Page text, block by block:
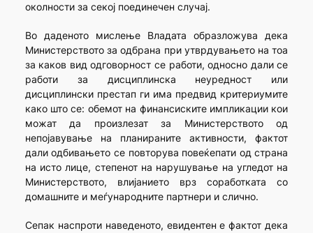
околности за секој поединечен случај.
Во даденото мислење Владата образложува дека
Министерството за одбрана при утврдувањето на тоа
за каков вид одговорност се работи, односно дали се
работи за дисциплинска неуредност или
дисциплински престап ги има предвид критериумите
како што се: обемот на финансиските импликации кои
можат да произлезат за Министерството од
непојавување на планираните активности, фактот
дали одбивањето се повторува повеќепати од страна
на исто лице, степенот на нарушување на угледот на
Министерството, влијанието врз соработката со
домашните и меѓународните партнери и слично.
Сепак наспроти наведеното, евидентен е фактот дека